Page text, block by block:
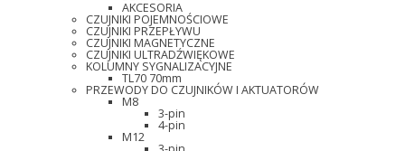
AKCESORIA
CZUJNIKI POJEMNOŚCIOWE
CZUJNIKI PRZEPŁYWU
CZUJNIKI MAGNETYCZNE
CZUJNIKI ULTRADŹWIĘKOWE
KOLUMNY SYGNALIZACYJNE
TL70 70mm
PRZEWODY DO CZUJNIKÓW I AKTUATORÓW
M8
3-pin
4-pin
M12